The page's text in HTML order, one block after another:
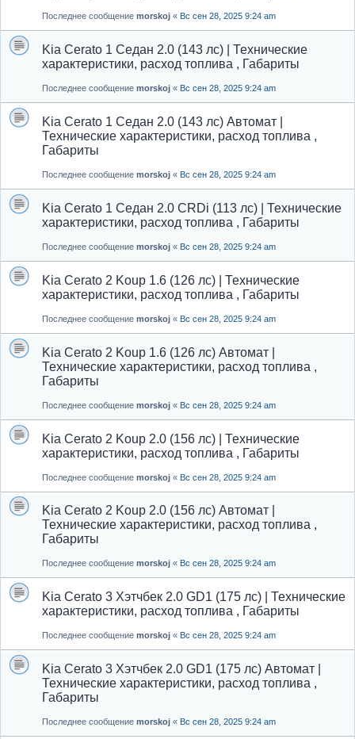
Последнее сообщение morskoj « Вс сен 28, 2025 9:24 am
Kia Cerato 1 Седан 2.0 (143 лс) | Технические
характеристики, расход топлива , Габариты
Последнее сообщение morskoj « Вс сен 28, 2025 9:24 am
Kia Cerato 1 Седан 2.0 (143 лс) Автомат |
Технические характеристики, расход топлива ,
Габариты
Последнее сообщение morskoj « Вс сен 28, 2025 9:24 am
Kia Cerato 1 Седан 2.0 CRDi (113 лс) | Технические
характеристики, расход топлива , Габариты
Последнее сообщение morskoj « Вс сен 28, 2025 9:24 am
Kia Cerato 2 Koup 1.6 (126 лс) | Технические
характеристики, расход топлива , Габариты
Последнее сообщение morskoj « Вс сен 28, 2025 9:24 am
Kia Cerato 2 Koup 1.6 (126 лс) Автомат |
Технические характеристики, расход топлива ,
Габариты
Последнее сообщение morskoj « Вс сен 28, 2025 9:24 am
Kia Cerato 2 Koup 2.0 (156 лс) | Технические
характеристики, расход топлива , Габариты
Последнее сообщение morskoj « Вс сен 28, 2025 9:24 am
Kia Cerato 2 Koup 2.0 (156 лс) Автомат |
Технические характеристики, расход топлива ,
Габариты
Последнее сообщение morskoj « Вс сен 28, 2025 9:24 am
Kia Cerato 3 Хэтчбек 2.0 GD1 (175 лс) | Технические
характеристики, расход топлива , Габариты
Последнее сообщение morskoj « Вс сен 28, 2025 9:24 am
Kia Cerato 3 Хэтчбек 2.0 GD1 (175 лс) Автомат |
Технические характеристики, расход топлива ,
Габариты
Последнее сообщение morskoj « Вс сен 28, 2025 9:24 am